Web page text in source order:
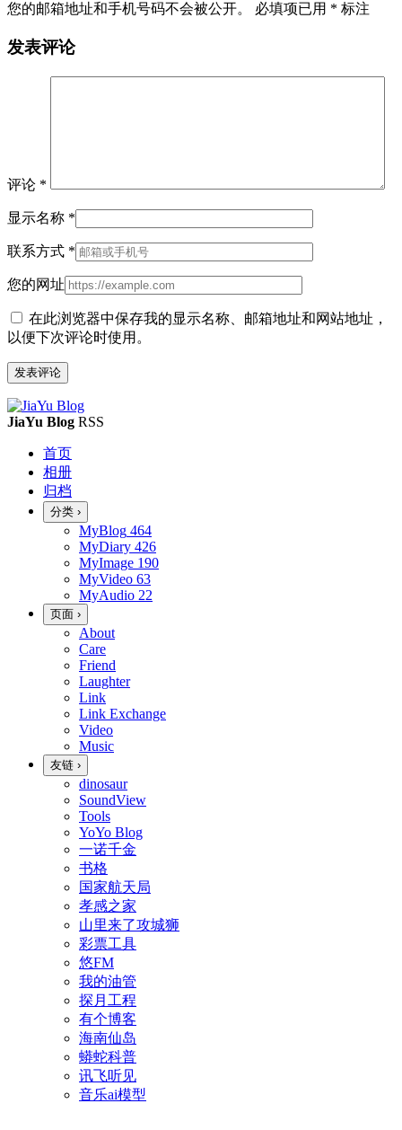
您的邮箱地址和手机号码不会被公开。 必填项已用 * 标注
发表评论
评论 *
显示名称 *
联系方式 *
您的网址
在此浏览器中保存我的显示名称、邮箱地址和网站地址，
以便下次评论时使用。
JiaYu Blog RSS
首页
相册
归档
分类 ›
MyBlog 464
MyDiary 426
MyImage 190
MyVideo 63
MyAudio 22
页面 ›
About
Care
Friend
Laughter
Link
Link Exchange
Video
Music
友链 ›
dinosaur
SoundView
Tools
YoYo Blog
一诺千金
书格
国家航天局
孝感之家
山里来了攻城狮
彩票工具
悠FM
我的油管
探月工程
有个博客
海南仙岛
蟒蛇科普
讯飞听见
音乐ai模型